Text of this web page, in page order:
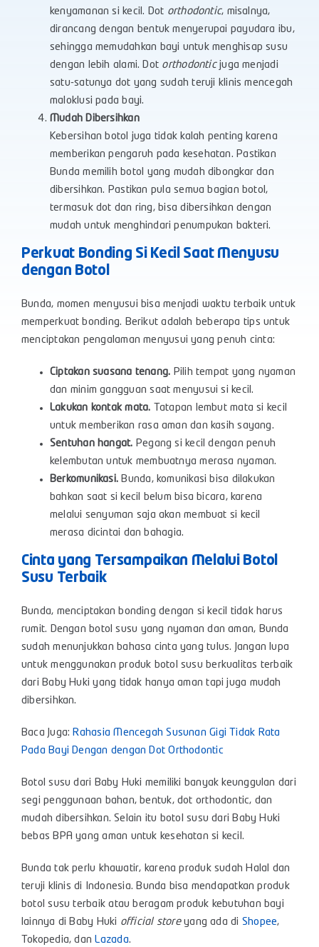
kenyamanan si kecil. Dot orthodontic, misalnya,
dirancang dengan bentuk menyerupai payudara ibu,
sehingga memudahkan bayi untuk menghisap susu
dengan lebih alami. Dot orthodonticjuga menjadi
satu-satunya dot yang sudah teruji klinis mencegah
maloklusi pada bayi.
Mudah Dibersihkan
Kebersihan botol juga tidak kalah penting karena
memberikan pengaruh pada kesehatan. Pastikan
Bunda memilih botol yang mudah dibongkar dan
dibersihkan. Pastikan pula semua bagian botol,
termasuk dot dan ring, bisa dibersihkan dengan
mudah untuk menghindari penumpukan bakteri.
Perkuat Bonding Si Kecil Saat Menyusu
dengan Botol
Bunda, momen menyusui bisa menjadi waktu terbaik untuk
memperkuat bonding. Berikut adalah beberapa tips untuk
menciptakan pengalaman menyusui yang penuh cinta:
Ciptakan suasana tenang. Pilih tempat yang nyaman
dan minim gangguan saat menyusui si kecil.
Lakukan kontak mata. Tatapan lembut mata si kecil
untuk memberikan rasa aman dan kasih sayang.
Sentuhan hangat. Pegang si kecil dengan penuh
kelembutan untuk membuatnya merasa nyaman.
Berkomunikasi. Bunda, komunikasi bisa dilakukan
bahkan saat si kecil belum bisa bicara, karena
melalui senyuman saja akan membuat si kecil
merasa dicintai dan bahagia.
Cinta yang Tersampaikan Melalui Botol
Susu Terbaik
Bunda, menciptakan bonding dengan si kecil tidak harus
rumit. Dengan botol susu yang nyaman dan aman, Bunda
sudah menunjukkan bahasa cinta yang tulus. Jangan lupa
untuk menggunakan produk botol susu berkualitas terbaik
dari Baby Huki yang tidak hanya aman tapi juga mudah
dibersihkan.
Baca Juga:Rahasia Mencegah Susunan Gigi Tidak Rata
Pada Bayi Dengan dengan Dot Orthodontic
Botol susu dari Baby Huki memiliki banyak keunggulan dari
segi penggunaan bahan, bentuk, dot orthodontic, dan
mudah dibersihkan. Selain itu botol susu dari Baby Huki
bebas BPA yang aman untuk kesehatan si kecil.
Bunda tak perlu khawatir, karena produk sudah Halal dan
teruji klinis di Indonesia. Bunda bisa mendapatkan produk
botol susu terbaik atau beragam produk kebutuhan bayi
lainnya di Baby Huki official storeyang ada di Shopee,
Tokopedia, danLazada.